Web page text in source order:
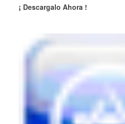
¡ Descargalo Ahora !